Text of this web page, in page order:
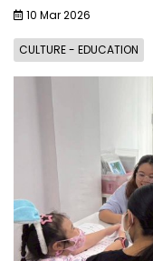
10 Mar 2026
CULTURE - EDUCATION